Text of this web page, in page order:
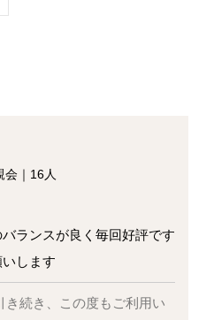
会｜ 16人
ランスが良く毎回好評です
します
き続き、この度もご利用い